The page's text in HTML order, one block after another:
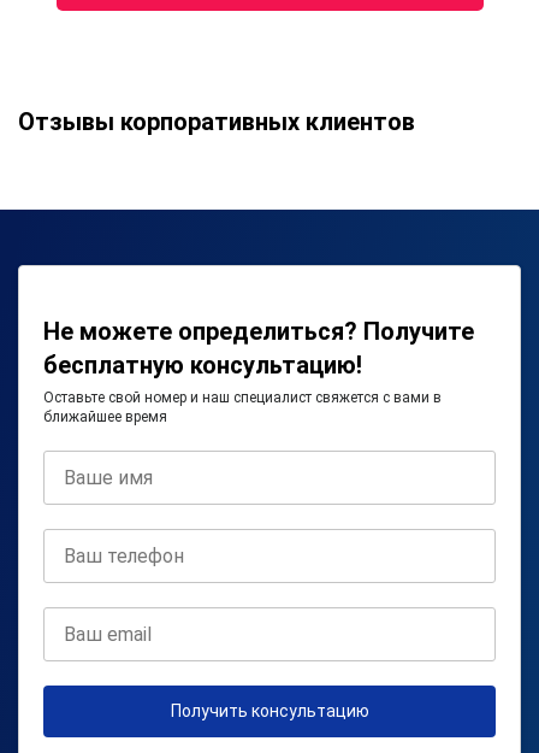
Отзывы корпоративных клиентов
Не можете определиться? Получите
бесплатную консультацию!
Оставьте свой номер и наш специалист свяжется с вами в
ближайшее время
Получить консультацию